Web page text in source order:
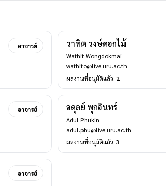
อาจารย์ วาทิต วงษ์ดอกไม้
Wathit Wongdokmai
wathito@live.uru.ac.th
ผลงานที่อนุมัติแล้ว: 2
อาจารย์ อดุลย์ พุกอินทร์
Adul Phukin
adul.phu@live.uru.ac.th
ผลงานที่อนุมัติแล้ว: 3
อาจารย์